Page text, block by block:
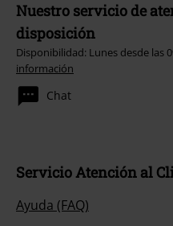
Nuestro servicio de
disposición
Disponibilidad: Lunes desde las
información
Chat
Servicio Atención al
Ayuda (FAQ)